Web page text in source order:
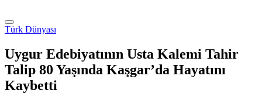
Türk Dünyası
Uygur Edebiyatının Usta Kalemi Tahir
Talip 80 Yaşında Kaşgar’da Hayatını
Kaybetti